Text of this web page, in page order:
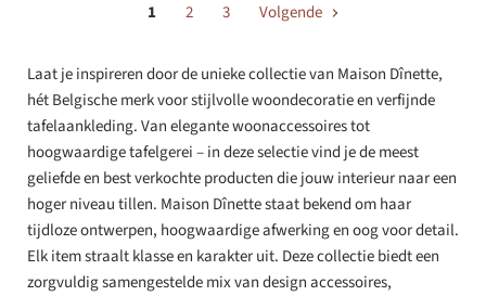
1 2 3 Volgende
Laat je inspireren door de unieke collectie van Maison Dînette,
hét Belgische merk voor stijlvolle woondecoratie en verfijnde
tafelaankleding. Van elegante woonaccessoires tot
hoogwaardige tafelgerei – in deze selectie vind je de meest
geliefde en best verkochte producten die jouw interieur naar een
hoger niveau tillen. Maison Dînette staat bekend om haar
tijdloze ontwerpen, hoogwaardige afwerking en oog voor detail.
Elk item straalt klasse en karakter uit. Deze collectie biedt een
zorgvuldig samengestelde mix van design accessoires,